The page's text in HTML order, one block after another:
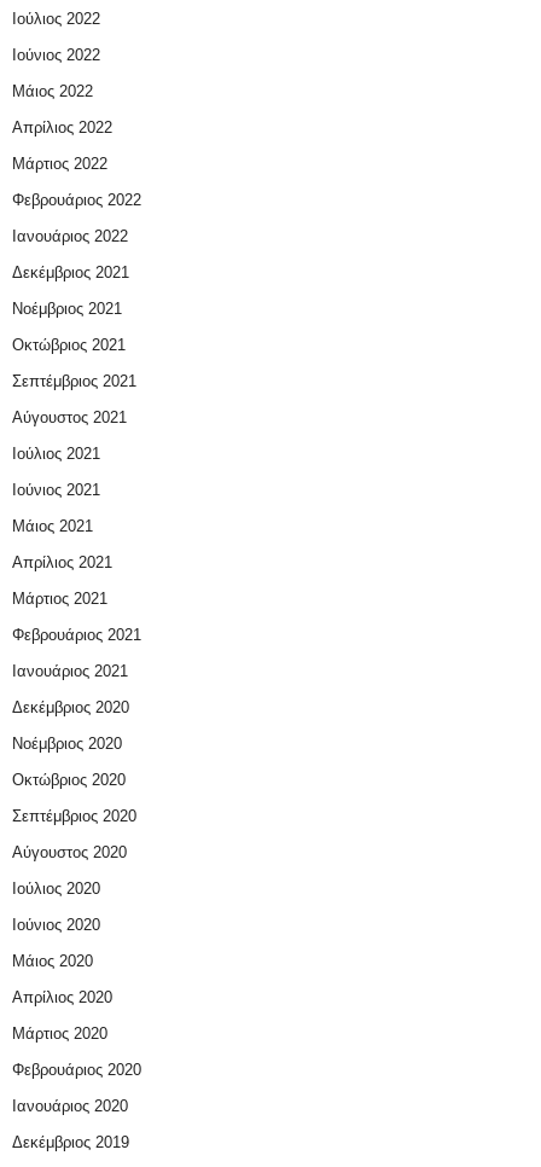
Ιούλιος 2022
Ιούνιος 2022
Μάιος 2022
Απρίλιος 2022
Μάρτιος 2022
Φεβρουάριος 2022
Ιανουάριος 2022
Δεκέμβριος 2021
Νοέμβριος 2021
Οκτώβριος 2021
Σεπτέμβριος 2021
Αύγουστος 2021
Ιούλιος 2021
Ιούνιος 2021
Μάιος 2021
Απρίλιος 2021
Μάρτιος 2021
Φεβρουάριος 2021
Ιανουάριος 2021
Δεκέμβριος 2020
Νοέμβριος 2020
Οκτώβριος 2020
Σεπτέμβριος 2020
Αύγουστος 2020
Ιούλιος 2020
Ιούνιος 2020
Μάιος 2020
Απρίλιος 2020
Μάρτιος 2020
Φεβρουάριος 2020
Ιανουάριος 2020
Δεκέμβριος 2019